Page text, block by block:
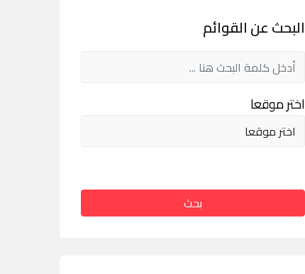
البحث عن القوائم
اختر موقعا
بحث